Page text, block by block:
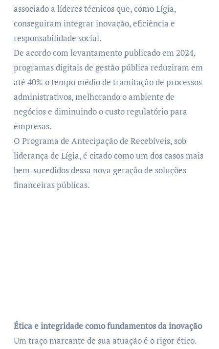
associado a líderes técnicos que, como Lígia,
conseguiram integrar inovação, eficiência e
responsabilidade social.
De acordo com levantamento publicado em 2024,
programas digitais de gestão pública reduziram em
até 40% o tempo médio de tramitação de processos
administrativos, melhorando o ambiente de
negócios e diminuindo o custo regulatório para
empresas.
O Programa de Antecipação de Recebíveis, sob
liderança de Lígia, é citado como um dos casos mais
bem-sucedidos dessa nova geração de soluções
financeiras públicas.
Ética e integridade como fundamentos da inovação
Um traço marcante de sua atuação é o rigor ético.